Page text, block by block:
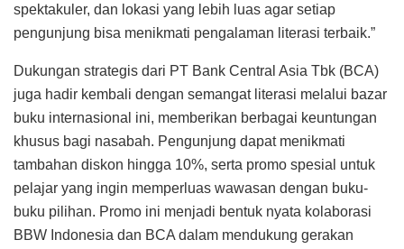
spektakuler, dan lokasi yang lebih luas agar setiap
pengunjung bisa menikmati pengalaman literasi terbaik.”
Dukungan strategis dari PT Bank Central Asia Tbk (BCA)
juga hadir kembali dengan semangat literasi melalui bazar
buku internasional ini, memberikan berbagai keuntungan
khusus bagi nasabah. Pengunjung dapat menikmati
tambahan diskon hingga 10%, serta promo spesial untuk
pelajar yang ingin memperluas wawasan dengan buku-
buku pilihan. Promo ini menjadi bentuk nyata kolaborasi
BBW Indonesia dan BCA dalam mendukung gerakan